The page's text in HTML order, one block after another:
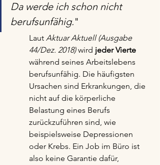
Da werde ich schon nicht
berufsunfähig."
Laut Aktuar Aktuell (Ausgabe
44/Dez. 2018) wird jeder Vierte
während seines Arbeitslebens
berufsunfähig. Die häufigsten
Ursachen sind Erkrankungen, die
nicht auf die körperliche
Belastung eines Berufs
zurückzuführen sind, wie
beispielsweise Depressionen
oder Krebs. Ein Job im Büro ist
also keine Garantie dafür,